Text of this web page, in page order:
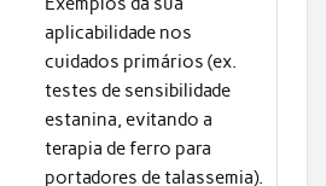
aplicabilidade nos
cuidados primários (ex.
testes de sensibilidade
estanina, evitando a
terapia de ferro para
portadores de talassemia).